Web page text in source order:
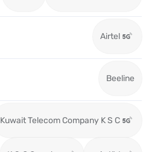
Airtel
Beeline
Kuwait Telecom Company K S C